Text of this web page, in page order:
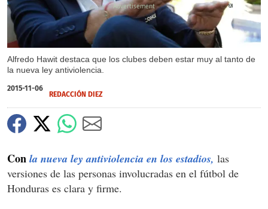
Alfredo Hawit destaca que los clubes deben estar muy al tanto de
la nueva ley antiviolencia.
X
2015-11-06
REDACCIÓN DIEZ
Con la nueva ley antiviolencia en los estadios, las
versiones de las personas involucradas en el fútbol de
Honduras es clara y firme.